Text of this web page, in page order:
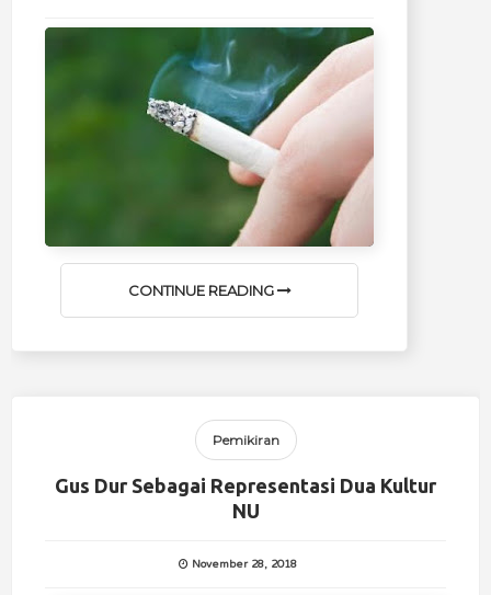
CONTINUE READING
Pemikiran
Gus Dur Sebagai Representasi Dua Kultur
NU
November 28, 2018